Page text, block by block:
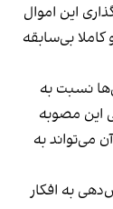
این اموال
بی‌سابقه
نسبت به
این مصوبه
می‌تواند به
به افکار